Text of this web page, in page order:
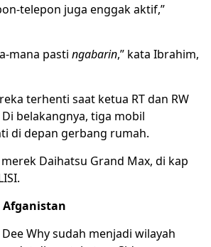
telepon juga enggak aktif,”
mana pasti ngabarin,” kata Ibrahim,
terhenti saat ketua RT dan RW
belakangnya, tiga mobil
di depan gerbang rumah.
Daihatsu Grand Max, di kap
Dee Why sudah menjadi wilayah